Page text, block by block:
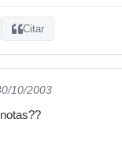
Citar
10/2003